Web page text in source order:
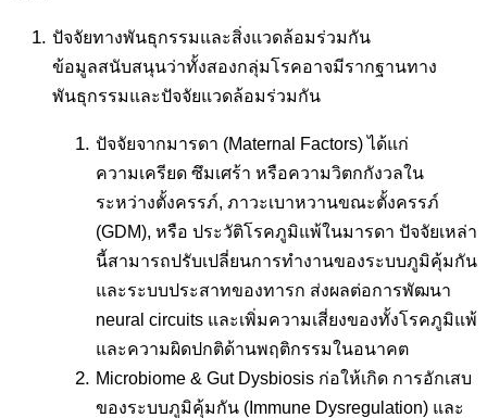
ปัจจัยทางพันธุกรรมและสิ่งแวดล้อมร่วมกัน
ข้อมูลสนับสนุนว่าทั้งสองกลุ่มโรคอาจมีรากฐานทาง
พันธุกรรมและปัจจัยแวดล้อมร่วมกัน
ปัจจัยจากมารดา (Maternal Factors) ได้แก่
ความเครียด ซึมเศร้า หรือความวิตกกังวลใน
ระหว่างตั้งครรภ์, ภาวะเบาหวานขณะตั้งครรภ์
(GDM), หรือ ประวัติโรคภูมิแพ้ในมารดา ปัจจัยเหล่า
นี้สามารถปรับเปลี่ยนการทำงานของระบบภูมิคุ้มกัน
และระบบประสาทของทารก ส่งผลต่อการพัฒนา
neural circuits และเพิ่มความเสี่ยงของทั้งโรคภูมิแพ้
และความผิดปกติด้านพฤติกรรมในอนาคต
Microbiome & Gut Dysbiosis ก่อให้เกิด การอักเสบ
ของระบบภูมิคุ้มกัน (Immune Dysregulation) และ